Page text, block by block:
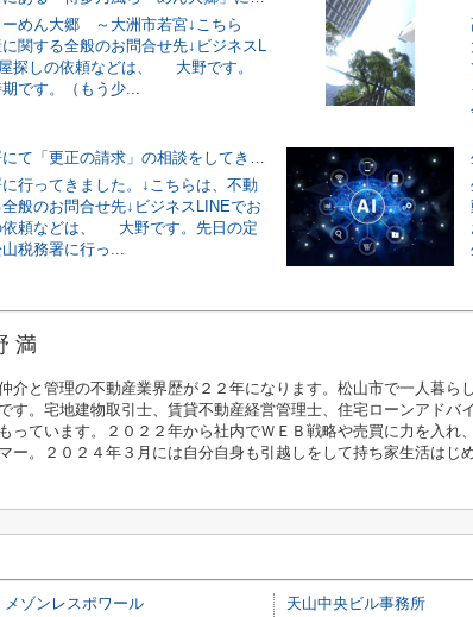
ーめん大郷 ～大洲市若宮↓こちら
関する全般のお問合せ先↓ビジネスL
屋探しの依頼などは、 大野です。
です。（もう少...
松山税務署にて「更正の請求」の相談をしてきました。
行ってきました。↓こちらは、不動
般のお問合せ先↓ビジネスLINEでお
依頼などは、 大野です。先日の定
税務署に行っ...
満
介と管理の不動産業界歴が２２年になります。松山市で一人暮ら
す。宅地建物取引士、賃貸不動産経営管理士、住宅ローンアドバ
っています。２０２２年から社内でＷＥＢ戦略や売買に力を入れ
ー。２０２４年３月には自分自身も引越しをして持ち家生活はじめ
メゾンレスポワール 天山中央ビル事務所